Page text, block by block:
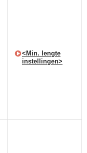
<Min. lengte
instellingen>